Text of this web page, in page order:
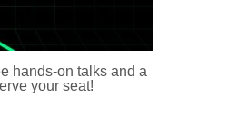
hands-on talks and a
your seat!